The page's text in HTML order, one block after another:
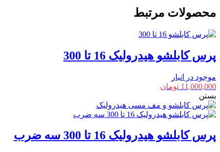
تا
عدد
محصولات مرتبط
پرس کابلشو هیدرولیک 16 تا 300
موجود در انبار
11,000,000 تومان
بستن
پرس کابلشو هیدرولیک 16 تا 300 سه ضرب